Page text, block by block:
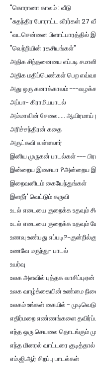
"கொரானா காலம் : வீடு
"சுதந்திர போராட்ட வீரர்கள் 27
"வடசென்னை பிளாட்பாரத்தில்
"வெற்றியின் ரகசியங்கள்"
அதிக சிந்தனையை எப்படி
அதிக மதிப்பெண்கள் பெற
அது ஒரு கனாக்காலம் ---
அப்பா- கிராமியபாடல்
அம்மாவின் சேலை.....
அரிச்சந்திரன் கதை
அருட்கவி வள்ளலார்
இனிய முருகன் பாடல்கள் ---
இன்றைய இசையா ?அன்றைய
இறைவனிடம் கையேந்துங்கள்
இளநீர்' வெட்டும் கருவி
உடல் எடையை குறைக்க உதவும்
உடல் எடையை குறைக்க உதவும்
உணவு உண்பது எப்படி?-
உணவே மருந்து- பாடல்
உயர்வு
உலக அளவில் புத்தக வாசிப்புஏன்
உலக வாழ்க்கையின் உண்மை
உலகம் உங்கள் கையில் -
எதிர்மறை எண்ணங்களை
எந்த ஒரு செயலை தொடங்கும்
எந்த மினரல் வாட்டரை குடித்தால்
எம்.ஜி.ஆர் சிறப்பு பாடல்கள்